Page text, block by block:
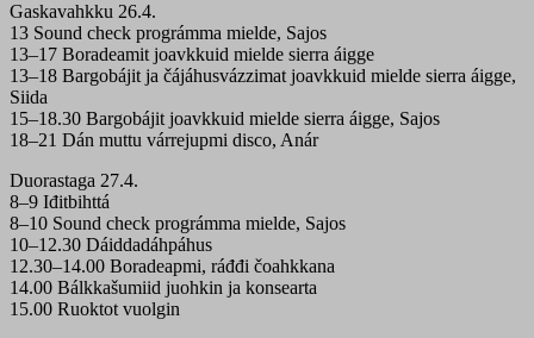
Gaskavahkku 26.4.
13 Sound check prográmma mielde, Sajos
13–17 Boradeamit joavkkuid mielde sierra áigge
13–18 Bargobájit ja čájáhusvázzimat joavkkuid mielde sierra áigge,
Siida
15–18.30 Bargobájit joavkkuid mielde sierra áigge, Sajos
18–21 Dán muttu várrejupmi disco, Anár
Duorastaga 27.4.
8–9 Iđitbihttá
8–10 Sound check prográmma mielde, Sajos
10–12.30 Dáiddadáhpáhus
12.30–14.00 Boradeapmi, ráđđi čoahkkana
14.00 Bálkkašumiid juohkin ja konsearta
15.00 Ruoktot vuolgin